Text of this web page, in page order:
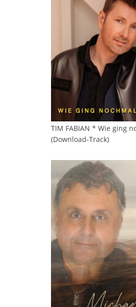
TIM FABIAN * Wie ging
(Download-Track)